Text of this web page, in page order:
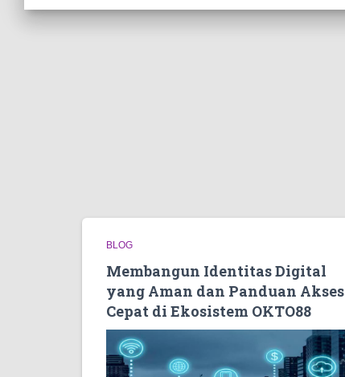
BLOG
Membangun Identitas Digital
yang Aman dan Panduan Akses
Cepat di Ekosistem OKTO88